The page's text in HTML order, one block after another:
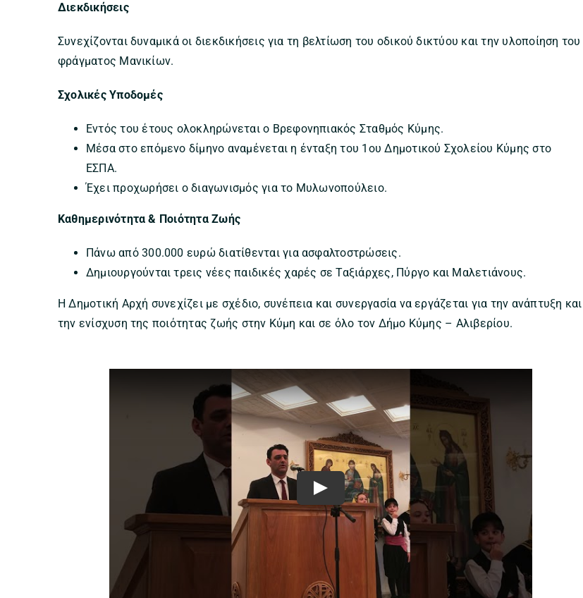
Διεκδικήσεις
Συνεχίζονται δυναμικά οι διεκδικήσεις για τη βελτίωση του οδικού δικτύου και την υλοποίηση του
φράγματος Μανικίων.
Σχολικές Υποδομές
Εντός του έτους ολοκληρώνεται ο Βρεφονηπιακός Σταθμός Κύμης.
Μέσα στο επόμενο δίμηνο αναμένεται η ένταξη του 1ου Δημοτικού Σχολείου Κύμης στο
ΕΣΠΑ.
Έχει προχωρήσει ο διαγωνισμός για το Μυλωνοπούλειο.
Καθημερινότητα & Ποιότητα Ζωής
Πάνω από 300.000 ευρώ διατίθενται για ασφαλτοστρώσεις.
Δημιουργούνται τρεις νέες παιδικές χαρές σε Ταξιάρχες, Πύργο και Μαλετιάνους.
Η Δημοτική Αρχή συνεχίζει με σχέδιο, συνέπεια και συνεργασία να εργάζεται για την ανάπτυξη και
την ενίσχυση της ποιότητας ζωής στην Κύμη και σε όλο τον Δήμο Κύμης – Αλιβερίου.
Play